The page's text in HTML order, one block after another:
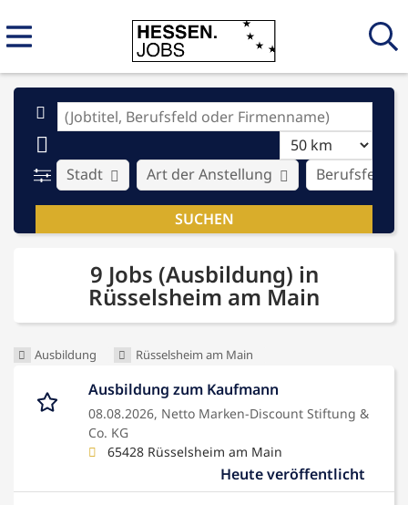
Stadt Art der Anstellung Berufsfeld
9 Jobs (Ausbildung) in
Rüsselsheim am Main
Ausbildung Rüsselsheim am Main
Ausbildung zum Kaufmann
08.08.2026, Netto Marken-Discount Stiftung &
Co. KG
65428 Rüsselsheim am Main
Heute veröffentlicht